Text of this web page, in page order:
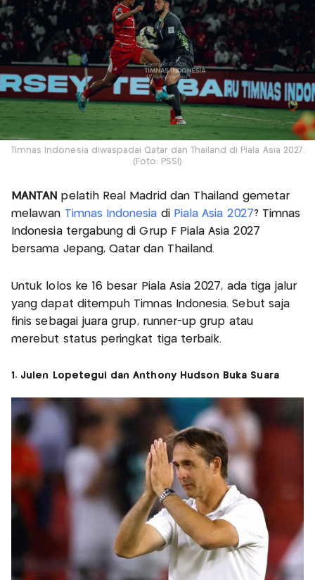
Timnas Indonesia diwaspadai Qatar dan Thailand di Piala Asia 2027.
(Foto: PSSI)
MANTAN pelatih Real Madrid dan Thailand gemetar
melawan Timnas Indonesia di Piala Asia 2027? Timnas
Indonesia tergabung di Grup F Piala Asia 2027
bersama Jepang, Qatar dan Thailand.
Untuk lolos ke 16 besar Piala Asia 2027, ada tiga jalur
yang dapat ditempuh Timnas Indonesia. Sebut saja
finis sebagai juara grup, runner-up grup atau
merebut status peringkat tiga terbaik.
1. Julen Lopetegui dan Anthony Hudson Buka Suara